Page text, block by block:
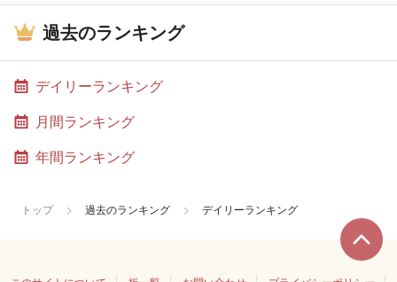
過去のランキング
デイリーランキング
月間ランキング
年間ランキング
トップ 過去のランキング デイリーランキング